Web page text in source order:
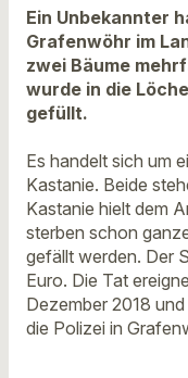
Ein Unbekannter
Grafenwöhr im
zwei Bäume
wurde in die
gefüllt.
Es handelt sich um
Kastanie. Beide
Kastanie hielt dem
sterben schon
gefällt werden. Der
Euro. Die Tat
Dezember 2018
die Polizei in